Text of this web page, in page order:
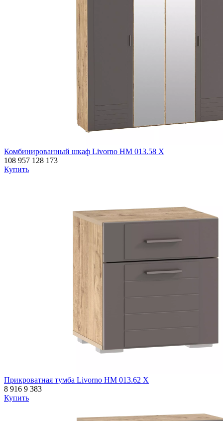
Комбинированный шкаф Livorno НМ 013.58 Х
108 957 128 173
Купить
Прикроватная тумба Livorno НМ 013.62 Х
8 916 9 383
Купить